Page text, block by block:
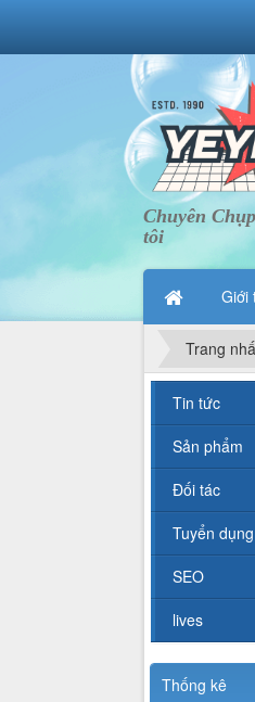
Chuyên
tôi
Giới
Trang
Tin tức
Sản phẩm
Đối tác
Tuyển dụng
SEO
lives
Thống kê